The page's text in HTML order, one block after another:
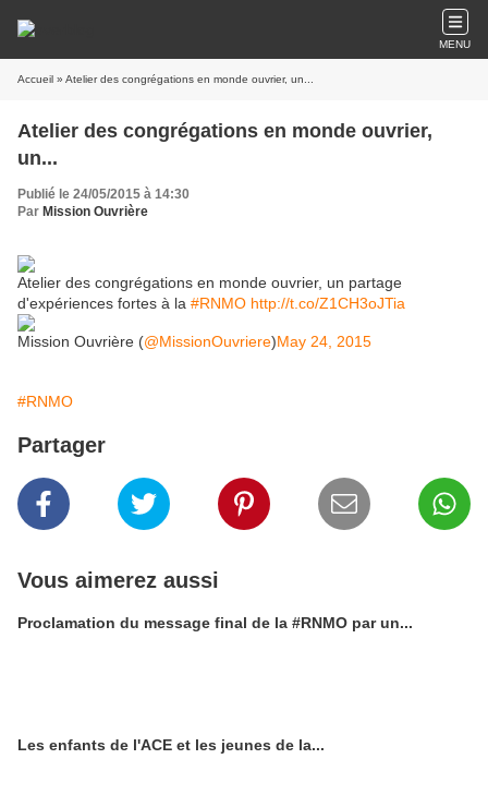
MENU
Accueil » Atelier des congrégations en monde ouvrier, un...
Atelier des congrégations en monde ouvrier,
un...
Publié le 24/05/2015 à 14:30
Par Mission Ouvrière
Atelier des congrégations en monde ouvrier, un partage
d'expériences fortes à la #RNMO http://t.co/Z1CH3oJTia
Mission Ouvrière (@MissionOuvriere)May 24, 2015
#RNMO
Partager
Vous aimerez aussi
Proclamation du message final de la #RNMO par un...
Les enfants de l'ACE et les jeunes de la...